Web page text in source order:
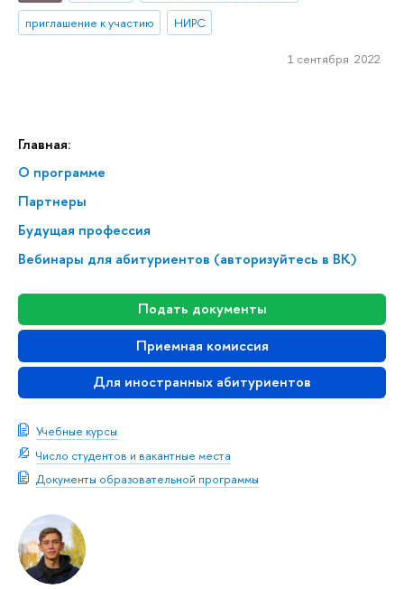
Главная:
О программе
Партнеры
Будущая профессия
Вебинары для абитуриентов (авторизуйтесь в ВК)
Подать документы
Приемная комиссия
Для иностранных абитуриентов
Учебные курсы
Число студентов и вакантные места
Документы образовательной программы
приглашение к участию
НИРС
1 сентября 2022